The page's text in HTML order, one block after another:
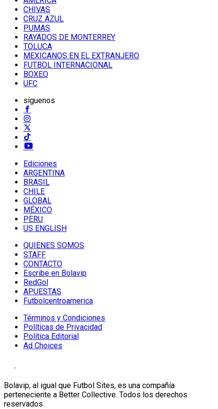
CHIVAS
CRUZ AZUL
PUMAS
RAYADOS DE MONTERREY
TOLUCA
MEXICANOS EN EL EXTRANJERO
FUTBOL INTERNACIONAL
BOXEO
UFC
síguenos
Ediciones
ARGENTINA
BRASIL
CHILE
GLOBAL
MÉXICO
PERU
US ENGLISH
QUIENES SOMOS
STAFF
CONTACTO
Escribe en Bolavip
RedGol
APUESTAS
Futbolcentroamerica
Términos y Condiciones
Políticas de Privacidad
Política Editorial
Ad Choices
Bolavip, al igual que Futbol Sites, es una compañía
perteneciente a Better Collective. Todos los derechos
reservados